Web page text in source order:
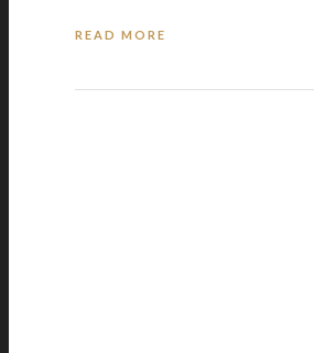
READ MORE